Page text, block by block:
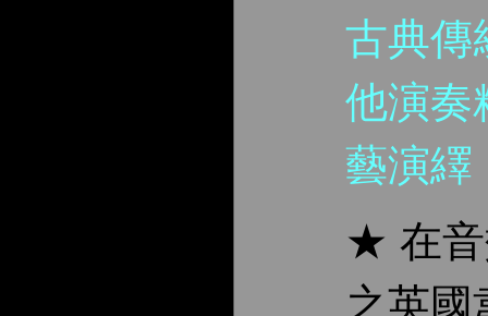
古典傳
他演奏
藝演繹
★ 在
之英國